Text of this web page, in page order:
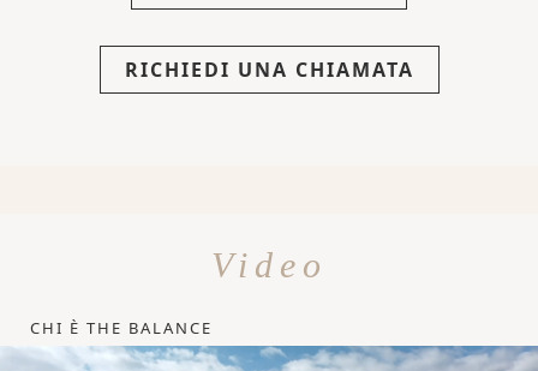
RICHIEDI UNA CHIAMATA
Video
CHI È THE BALANCE